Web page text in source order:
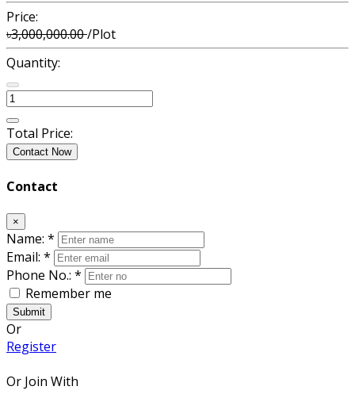
Price:
৳3,000,000.00/Plot
Quantity:
Total Price:
Contact Now
Contact
×
Name: *
Email: *
Phone No.: *
Remember me
Submit
Or
Register
Or Join With